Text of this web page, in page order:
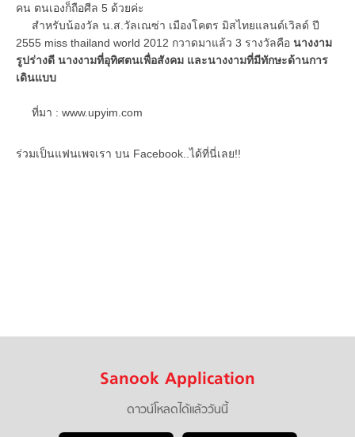
คน ตนเองก็ถือศีล 5 ด้วยค่ะ
สำหรับน้องวัล น.ส.วัลเณซ่า เมืองโคตร มิสไทยแลนด์เวิลด์ ปี
2555 miss thailand world 2012 กวาดมาแล้ว 3 รางวัลคือ นางงาม
รูปร่างดี นางงามที่อุทิศตนเพื่อสังคม และนางงามที่มีทักษะด้านการ
เดินแบบ
ที่มา : www.upyim.com
ร่วมเป็นแฟนเพจเรา บน Facebook..ได้ที่นี่เลย!!
Sanook Application
ดาวน์โหลดได้แล้ววันนี้